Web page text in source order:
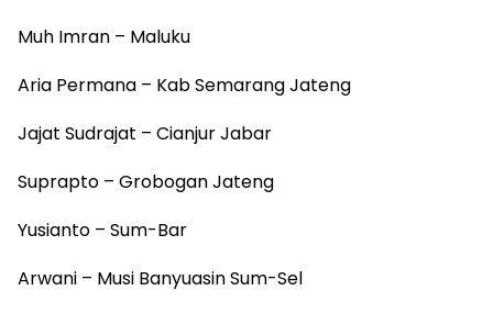
Muh Imran – Maluku
Aria Permana – Kab Semarang Jateng
Jajat Sudrajat – Cianjur Jabar
Suprapto – Grobogan Jateng
Yusianto – Sum-Bar
Arwani – Musi Banyuasin Sum-Sel